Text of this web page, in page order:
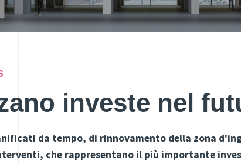
investe nel
da tempo, di rinnovamento della zona
che rappresentano il più importante